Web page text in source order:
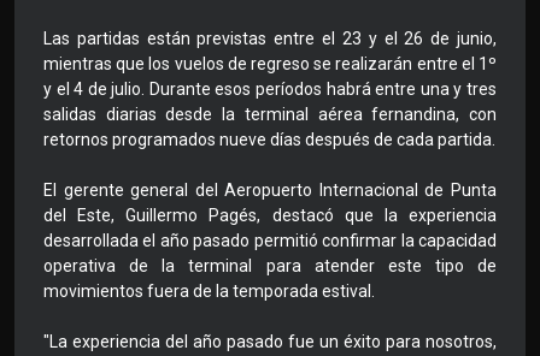
Las partidas están previstas entre el 23 y el 26 de junio,
mientras que los vuelos de regreso se realizarán entre el 1º
y el 4 de julio. Durante esos períodos habrá entre una y tres
salidas diarias desde la terminal aérea fernandina, con
retornos programados nueve días después de cada partida.
El gerente general del Aeropuerto Internacional de Punta
del Este, Guillermo Pagés, destacó que la experiencia
desarrollada el año pasado permitió confirmar la capacidad
operativa de la terminal para atender este tipo de
movimientos fuera de la temporada estival.
"La experiencia del año pasado fue un éxito para nosotros,